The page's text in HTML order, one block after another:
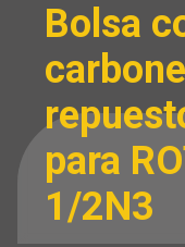
Bolsa
para
1/2N3